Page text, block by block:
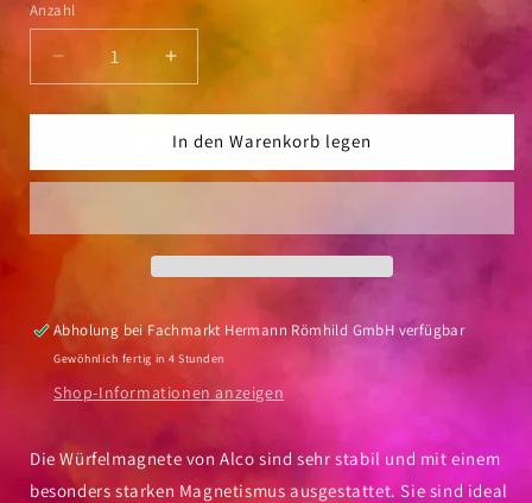
Anzahl
Anzahl
Verringere
die
Menge
Superkraftmagnet
Würfel
4
Stück
silber
Erhöhe
die
Menge
für
Superkraftmagnet
Würfel
4
Stück
silber
In den Warenkorb legen
Abholung bei Fachmarkt Hermann Römhild GmbH verfügbar
Gewöhnlich fertig in 4 Stunden
Shop-Informationen anzeigen
Die Würfelmagnete von Alco sind sehr stabil und mit einem
besonders starken Magnetismus ausgestattet. Sie sind ideal